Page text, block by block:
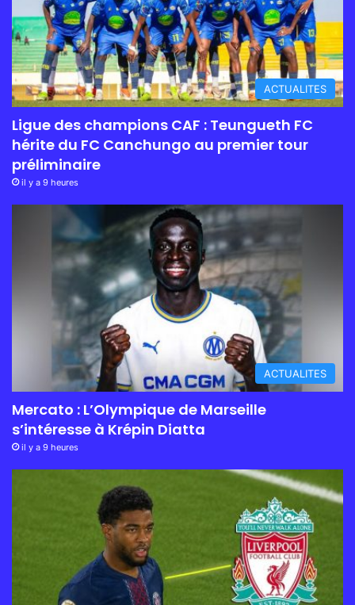
ACTUALITES
Ligue des champions CAF : Teungueth FC
hérite du FC Canchungo au premier tour
préliminaire
il y a 9 heures
ACTUALITES
Mercato : L’Olympique de Marseille
s’intéresse à Krépin Diatta
il y a 9 heures